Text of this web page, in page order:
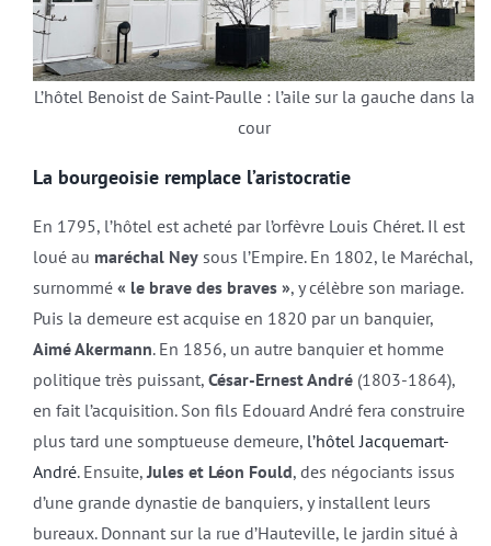
L’hôtel Benoist de Saint-Paulle : l’aile sur la gauche dans la
cour
La bourgeoisie remplace l’aristocratie
En 1795, l’hôtel est acheté par l’orfèvre Louis Chéret. Il est
loué au maréchal Neysous l’Empire. En 1802, le Maréchal,
surnommé « le brave des braves », y célèbre son mariage.
Puis la demeure est acquise en 1820 par un banquier,
Aimé Akermann. En 1856, un autre banquier et homme
politique très puissant, César-Ernest André(1803-1864),
en fait l’acquisition. Son fils Edouard André fera construire
plus tard une somptueuse demeure, l’hôtel Jacquemart-
André. Ensuite,Jules et Léon Fould, des négociants issus
d’une grande dynastie de banquiers, y installent leurs
bureaux. Donnant sur la rue d’Hauteville, le jardin situé à